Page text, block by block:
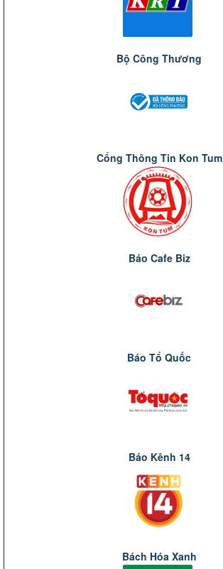
Bộ Công Thương
Cổng Thông Tin Kon Tum
Báo Cafe Biz
Báo Tổ Quốc
Báo Kênh 14
Bách Hóa Xanh